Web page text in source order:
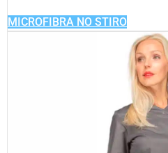
MICROFIBRA NO STIRO